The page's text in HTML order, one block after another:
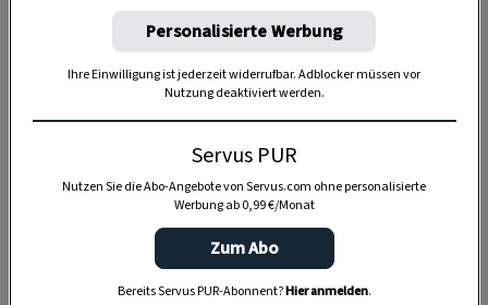
Anzeige
Personalisierte Werbung
Ihre Einwilligung ist jederzeit widerrufbar. Adblocker müssen vor
Nutzung deaktiviert werden.
Servus PUR
Nutzen Sie die Abo-Angebote von Servus.com ohne personalisierte
Werbung ab 0,99 €/Monat
Zum Abo
Bereits Servus PUR-Abonnent?Hier anmelden.